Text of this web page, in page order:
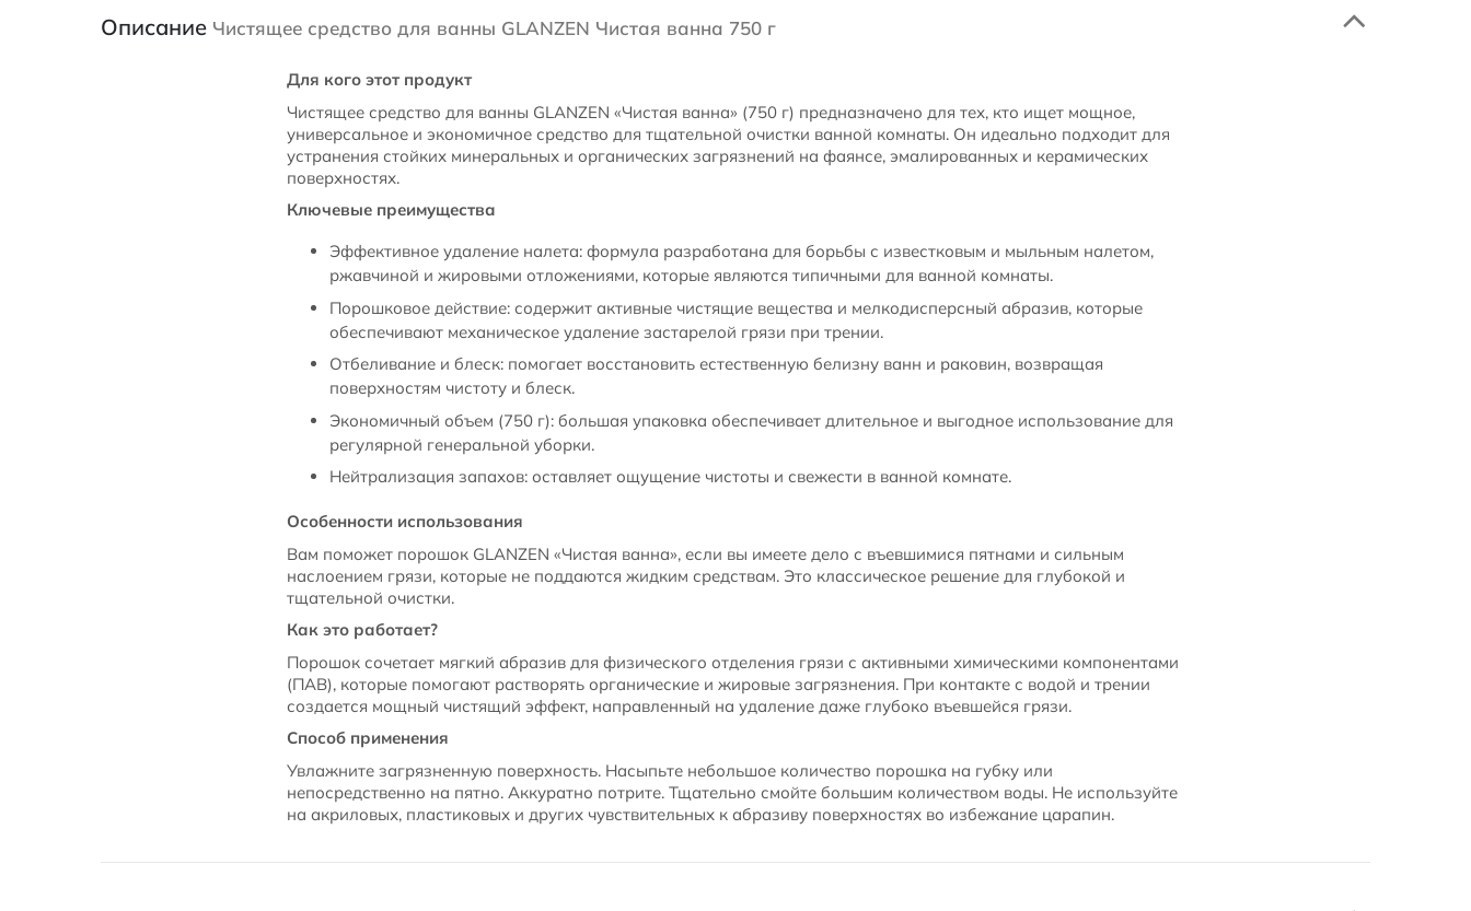
Описание Чистящее средство для ванны GLANZEN Чистая ванна 750 г
Для кого этот продукт
Чистящее средство для ванны GLANZEN «Чистая ванна» (750 г) предназначено для тех, кто ищет мощное,
универсальное и экономичное средство для тщательной очистки ванной комнаты. Он идеально подходит для
устранения стойких минеральных и органических загрязнений на фаянсе, эмалированных и керамических
поверхностях.
Ключевые преимущества
Эффективное удаление налета: формула разработана для борьбы с известковым и мыльным налетом,
ржавчиной и жировыми отложениями, которые являются типичными для ванной комнаты.
Порошковое действие: содержит активные чистящие вещества и мелкодисперсный абразив, которые
обеспечивают механическое удаление застарелой грязи при трении.
Отбеливание и блеск: помогает восстановить естественную белизну ванн и раковин, возвращая
поверхностям чистоту и блеск.
Экономичный объем (750 г): большая упаковка обеспечивает длительное и выгодное использование для
регулярной генеральной уборки.
Нейтрализация запахов: оставляет ощущение чистоты и свежести в ванной комнате.
Особенности использования
Вам поможет порошок GLANZEN «Чистая ванна», если вы имеете дело с въевшимися пятнами и сильным
наслоением грязи, которые не поддаются жидким средствам. Это классическое решение для глубокой и
тщательной очистки.
Как это работает?
Порошок сочетает мягкий абразив для физического отделения грязи с активными химическими компонентами
(ПАВ), которые помогают растворять органические и жировые загрязнения. При контакте с водой и трении
создается мощный чистящий эффект, направленный на удаление даже глубоко въевшейся грязи.
Способ применения
Увлажните загрязненную поверхность. Насыпьте небольшое количество порошка на губку или
непосредственно на пятно. Аккуратно потрите. Тщательно смойте большим количеством воды. Не используйте
на акриловых, пластиковых и других чувствительных к абразиву поверхностях во избежание царапин.